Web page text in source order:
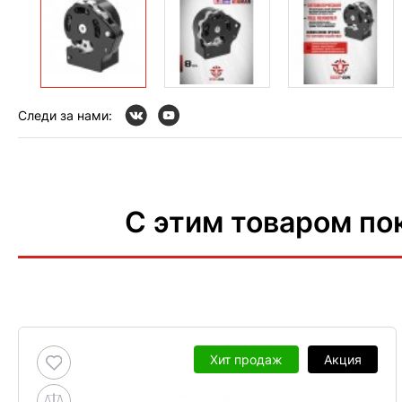
Следи за нами:
С этим товаром
Хит продаж Акция